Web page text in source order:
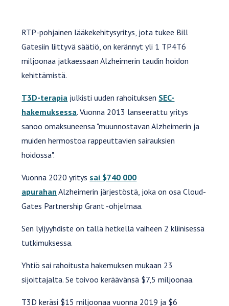
RTP-pohjainen lääkekehitysyritys, jota tukee Bill
Gatesiin liittyvä säätiö, on kerännyt yli 1 TP4T6
miljoonaa jatkaessaan Alzheimerin taudin hoidon
kehittämistä.
T3D-terapia julkisti uuden rahoituksen SEC-
hakemuksessa. Vuonna 2013 lanseerattu yritys
sanoo omaksuneensa "muunnostavan Alzheimerin ja
muiden hermostoa rappeuttavien sairauksien
hoidossa".
Vuonna 2020 yritys sai $740 000
apurahan Alzheimerin järjestöstä, joka on osa Cloud-
Gates Partnership Grant -ohjelmaa.
Sen lyijyyhdiste on tällä hetkellä vaiheen 2 kliinisessä
tutkimuksessa.
Yhtiö sai rahoitusta hakemuksen mukaan 23
sijoittajalta. Se toivoo keräävänsä $7,5 miljoonaa.
T3D keräsi $15 miljoonaa vuonna 2019 ja $6